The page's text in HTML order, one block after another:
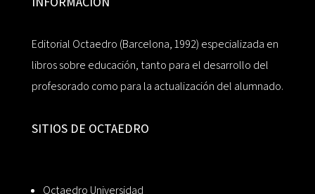
Editorial Octaedro (Barcelona, 1992) especializada en
libros sobre educación, tanto para el desarrollo del
profesorado como para la actualización del alumnado.
SITIOS DE OCTAEDRO
Octaedro Universidad